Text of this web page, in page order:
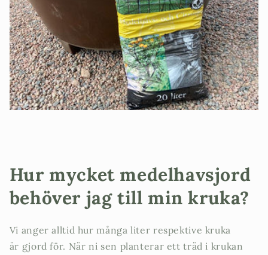
Hur mycket medelhavsjord
behöver jag till min kruka?
Vi anger alltid hur många liter respektive kruka
är gjord för. När ni sen planterar ett träd i krukan